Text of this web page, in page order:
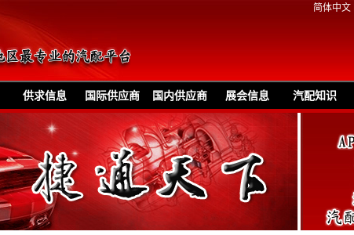
简体中文
供求信息 国际供应商 国内供应商 展会信息 汽配知识